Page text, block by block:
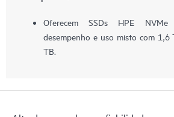
Oferecem SSDs HPE
desempenho e uso misto com
TB.